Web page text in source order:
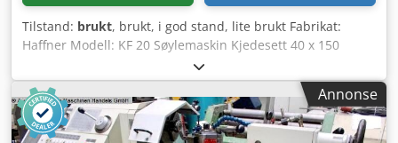
Tilstand: brukt, brukt, i god stand, lite brukt Fabrikat:
Haffner Modell: KF 20 Søylemaskin Kjedesett 40 x 150
Emneopplegg Smøreapparat 1 x mekanisk emnespenning
Plassbehov ca. LxBxH mm: 600 x 800 x 2000 Dedpfx
Abjvwgaye Njck Total tilkoblingseffekt: 1,7 kW Lagersted:
97447 Gerolzhofen Overleveres i nåværende stand som
besiktiget - fritt lastet -
Annonse